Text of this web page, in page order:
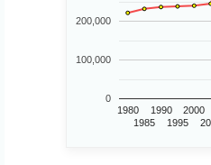
1980
1985
1990
1995
2000
0
100,000
200,000